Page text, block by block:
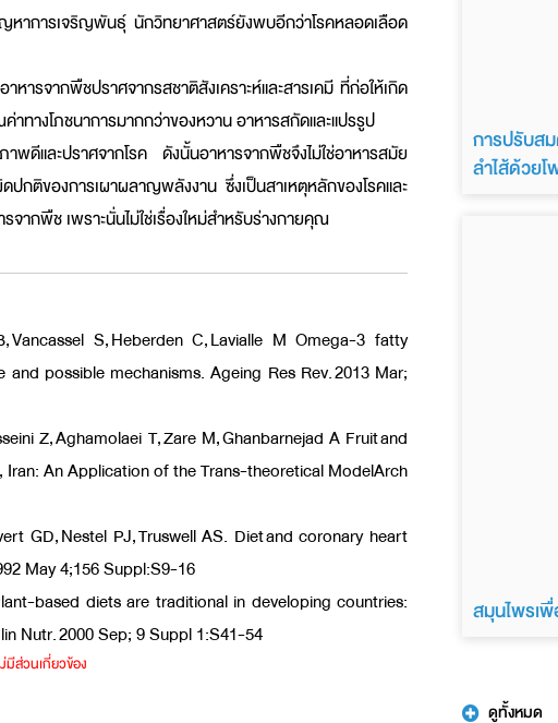
ญหาการเจริญพันธุ์ นักวิทยาศาสตร์ยังพบอีกว่าโรคหลอดเลือด
ารจากพืชปราศจากรสชาติสังเคราะห์และสารเคมี ที่ก่อให้เกิด
ทางโภชนาการมากกว่าของหวาน อาหารสกัดและแปรรูป
ดีและปราศจากโรค ดังนั้นอาหารจากพืชจึงไม่ใช่อาหารสมัย
กติของการเผาผลาญพลังงาน ซึ่งเป็นสาเหตุหลักของโรคและ
ากพืช เพราะนั่นไม่ใช่เรื่องใหม่สำหรับร่างกายคุณ
Vancassel S, Heberden C, Lavialle M Omega-3 fatty
possible mechanisms. Ageing Res Rev. 2013 Mar;
Z, Aghamolaei T, Zare M, Ghanbarnejad A Fruit and
An Application of the Trans-theoretical ModelArch
GD, Nestel PJ, Truswell AS. Diet and coronary heart
May 4;156 Suppl:S9-16
based diets are traditional in developing countries:
Nutr. 2000 Sep; 9 Suppl 1:S41-54
ส่วนเกี่ยวข้อง
การปรับส
ลำไส้ด้วยโ
สมุนไพรเ
ดูทั้งหมด